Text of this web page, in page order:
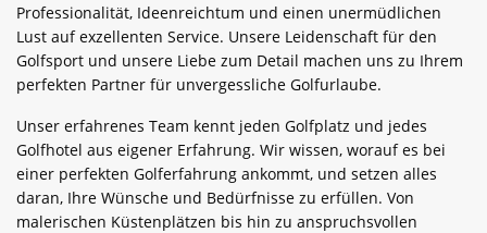
Professionalität, Ideenreichtum und einen unermüdlichen
Lust auf exzellenten Service. Unsere Leidenschaft für den
Golfsport und unsere Liebe zum Detail machen uns zu Ihrem
perfekten Partner für unvergessliche Golfurlaube.
Unser erfahrenes Team kennt jeden Golfplatz und jedes
Golfhotel aus eigener Erfahrung. Wir wissen, worauf es bei
einer perfekten Golferfahrung ankommt, und setzen alles
daran, Ihre Wünsche und Bedürfnisse zu erfüllen. Von
malerischen Küstenplätzen bis hin zu anspruchsvollen